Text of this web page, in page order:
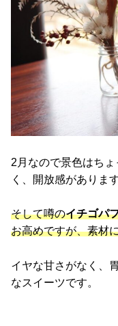
2月なので景色はち
く、開放感があります
そして噂のイチゴパ
お高めですが、素材
イヤな甘さがなく、
なスイーツです。